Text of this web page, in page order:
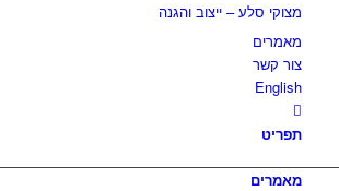
מצוקי סלע – ייצוב והגנה
מאמרים
צור קשר
English
תפריט
מאמרים